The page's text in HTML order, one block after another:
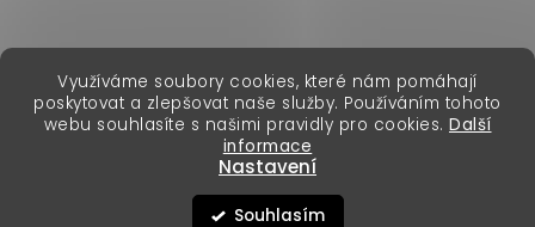
Využíváme soubory cookies, které nám pomáhají
poskytovat a zlepšovat naše služby. Používáním tohoto
webu souhlasíte s našimi pravidly pro cookies. Další
informace
Nastavení
Souhlasím
Vytvořil Shoptet Premium
Copyright 2026Erika Fashion. Všechna práva vyhrazena.
erikafashion.sk